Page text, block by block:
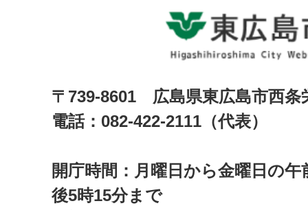
〒739-8601 広島県東広島市西
電話：082-422-2111（代表）
開庁時間：月曜日から金曜日の午
後5時15分まで